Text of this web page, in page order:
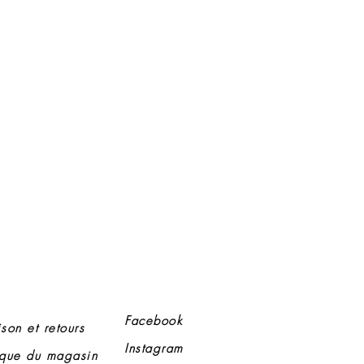
et retours
du magasin
Facebook
Instagram